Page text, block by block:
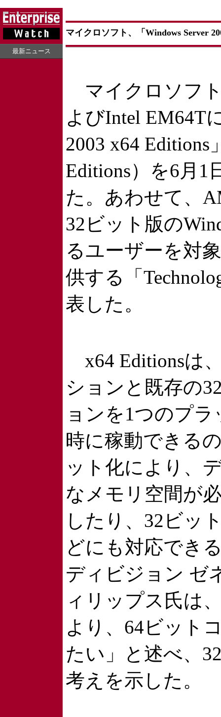
最新ニュース
マイクロソフト、「Windows Server
マイクロソフ
よびIntel EM64T
2003 x64
Editions）を6月1
た。あわせて、
32ビット版の
るユーザーを対
供する「
表した。
x64 Editionsは
ションと既存の
ョンを1つのプ
時に稼動できる
ット化により、
なメモリ空間が
したり、32ビッ
どにも対応でき
ディビジョン ゼ
ィリップス氏は
より、64ビット
たい」と述べ、
考えを示した。